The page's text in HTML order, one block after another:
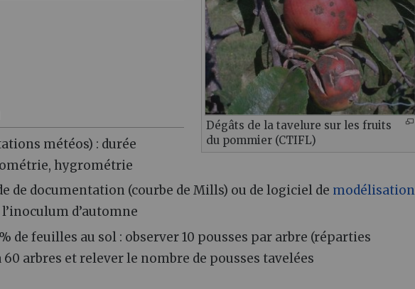
Dégâts de la tavelure sur les fruits
du pommier (CTIFL)
météos) : durée
hygrométrie
de documentation (courbe de Mills) ou de logiciel de modélisation
d’automne
de feuilles au sol : observer 10 pousses par arbre (réparties
arbres et relever le nombre de pousses tavelées